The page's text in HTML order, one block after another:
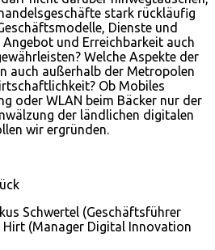
stark rückläufig
Dienste und
Angebot und Erreichbarkeit auch
Welche Aspekte der
auch außerhalb der Metropolen
Ob Mobiles
oder WLAN beim Bäcker nur der
der ländlichen digitalen
wir ergründen.
Schwertel (Geschäftsführer
Hirt (Manager Digital Innovation